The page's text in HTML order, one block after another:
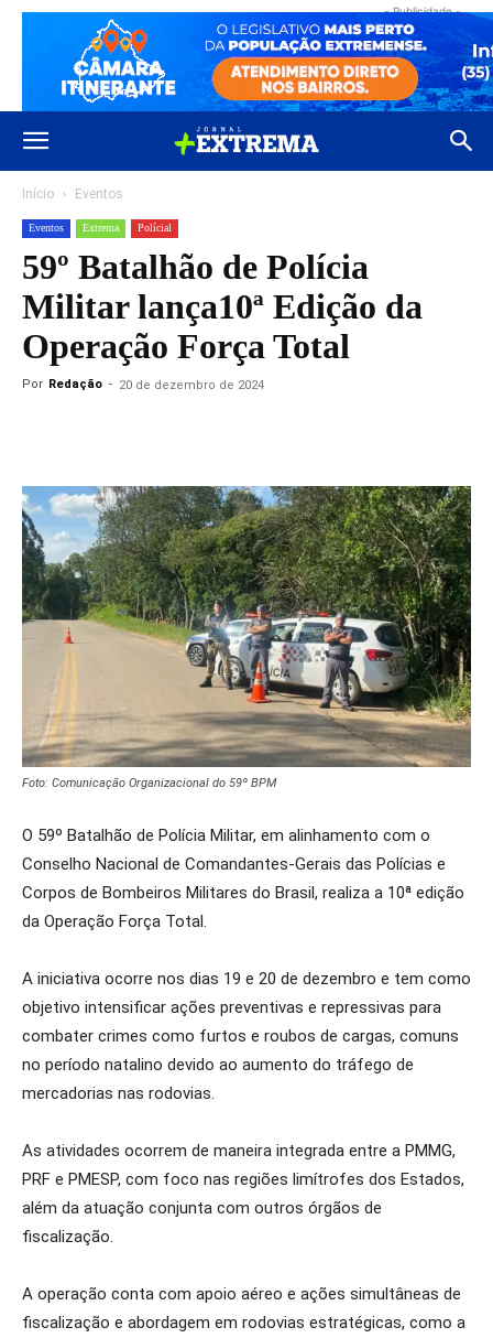
- Publicidade -
Início Eventos
Eventos Extrema Polícial
59º Batalhão de Polícia
Militar lança10ª Edição da
Operação Força Total
Por Redação - 20 de dezembro de 2024
Foto: Comunicação Organizacional do 59º BPM
O 59º Batalhão de Polícia Militar, em alinhamento com o
Conselho Nacional de Comandantes-Gerais das Polícias e
Corpos de Bombeiros Militares do Brasil, realiza a 10ª edição
da Operação Força Total.
A iniciativa ocorre nos dias 19 e 20 de dezembro e tem como
objetivo intensificar ações preventivas e repressivas para
combater crimes como furtos e roubos de cargas, comuns
no período natalino devido ao aumento do tráfego de
mercadorias nas rodovias.
As atividades ocorrem de maneira integrada entre a PMMG,
PRF e PMESP, com foco nas regiões limítrofes dos Estados,
além da atuação conjunta com outros órgãos de
fiscalização.
A operação conta com apoio aéreo e ações simultâneas de
fiscalização e abordagem em rodovias estratégicas, como a